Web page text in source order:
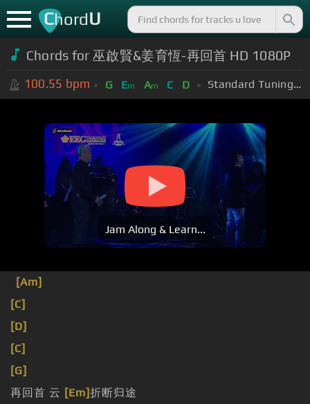
ChordU
Chords for 巫啟賢&姜育恆-再回首 HD 1080P
100.55 bpm G Em Am C D Standard Tuning (EADGBE)
Jam Along & Learn...
[Am]
[C]
[D]
[C]
[G]
再回首 云 [Em]折断归途